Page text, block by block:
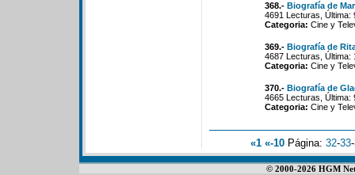
368.- Biografía de
4691 Lecturas, Última:
Categoria: Cine y
369.- Biografía de
4687 Lecturas, Última:
Categoria: Cine y
370.- Biografía de
4665 Lecturas, Última:
Categoria: Cine y
«1 «-10 Página: 32-33-
© 2000-2026 HGM